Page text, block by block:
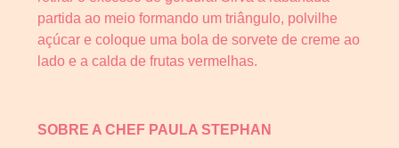
partida ao meio formando um triângulo, polvilhe
açúcar e coloque uma bola de sorvete de creme ao
lado e a calda de frutas vermelhas.
SOBRE A CHEF PAULA STEPHAN